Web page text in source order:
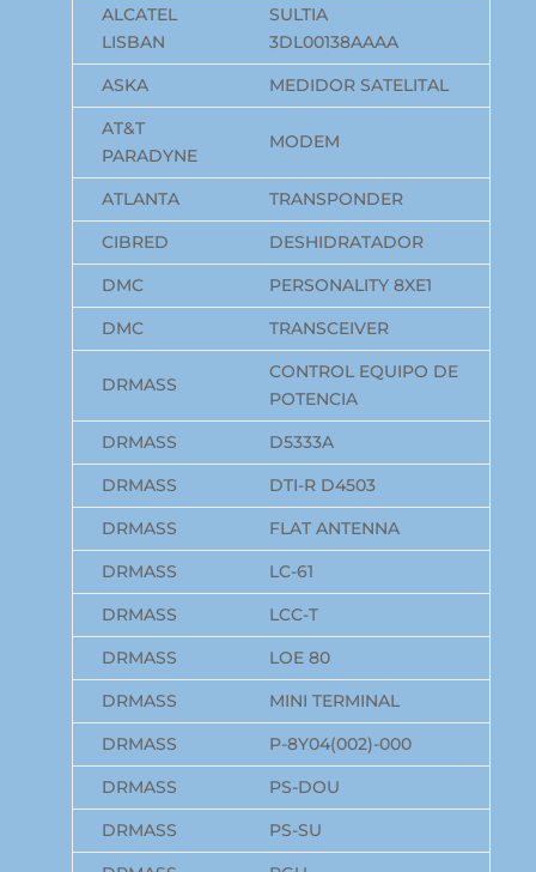
ALCATEL
LISBAN
SULTIA
3DL00138AAAA
ASKA
MEDIDOR SATELITAL
AT&T
PARADYNE
MODEM
ATLANTA
TRANSPONDER
CIBRED
DESHIDRATADOR
DMC
PERSONALITY 8XE1
DMC
TRANSCEIVER
DRMASS
CONTROL EQUIPO DE
POTENCIA
DRMASS
D5333A
DRMASS
DTI-R D4503
DRMASS
FLAT ANTENNA
DRMASS
LC-61
DRMASS
LCC-T
DRMASS
LOE 80
DRMASS
MINI TERMINAL
DRMASS
P-8Y04(002)-000
DRMASS
PS-DOU
DRMASS
PS-SU